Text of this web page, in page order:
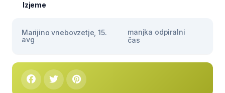
Izjeme
Marijino vnebovzetje, 15.
avg
manjka odpiralni
čas